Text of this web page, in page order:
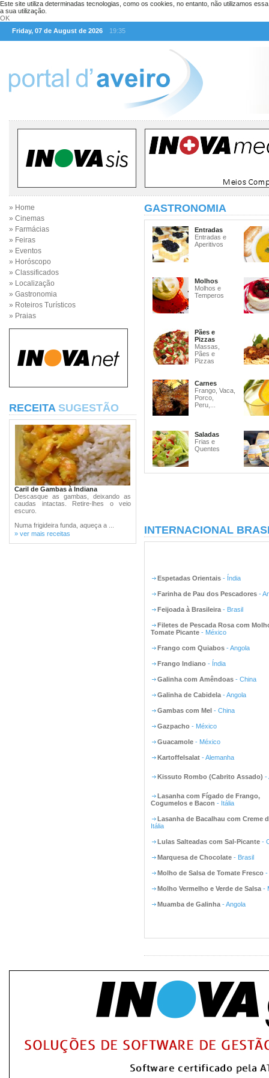
Este site utiliza determinadas tecnologias, como os cookies, no entanto, não utilizamos
a sua utilização.
OK
Friday, 07 de August de 2026
19:35
» Home
» Cinemas
» Farmácias
» Feiras
» Eventos
» Horóscopo
» Classificados
» Localização
» Gastronomia
» Roteiros Turísticos
» Praias
RECEITA SUGESTÃO
Caril de Gambas à Indiana
Descasque as gambas, deixando as
caudas intactas. Retire-lhes o veio
escuro.
Numa frigideira funda, aqueça a ...
» ver mais receitas
GASTRONOMIA
Entradas
Entradas e
Aperitivos
Molhos
Molhos e
Temperos
Pães e
Pizzas
Massas,
Pães e
Pizzas
Carnes
Frango, Vaca,
Porco,
Peru,...
Saladas
Frias e
Quentes
INTERNACIONAL
Espetadas Orientais - Índia
Farinha de Pau dos Pescadores -
Feijoada à Brasileira - Brasil
Filetes de Pescada Rosa com
Tomate Picante - México
Frango com Quiabos - Angola
Frango Indiano - Índia
Galinha com Amêndoas - China
Galinha de Cabidela - Angola
Gambas com Mel - China
Gazpacho - México
Guacamole - México
Kartoffelsalat - Alemanha
Kissuto Rombo (Cabrito Assado) -
Lasanha com Fígado de Frango,
Cogumelos e Bacon - Itália
Lasanha de Bacalhau com Creme
Itália
Lulas Salteadas com Sal-Picante -
Marquesa de Chocolate - Brasil
Molho de Salsa de Tomate Fresco -
Molho Vermelho e Verde de Salsa -
Muamba de Galinha - Angola